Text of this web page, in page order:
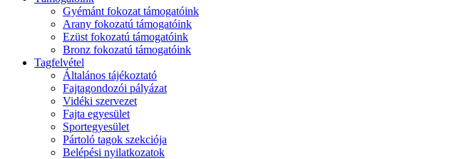
Gyémánt fokozat támogatóink
Arany fokozatú támogatóink
Ezüst fokozatú támogatóink
Bronz fokozatú támogatóink
Tagfelvétel
Általános tájékoztató
Fajtagondozói pályázat
Vidéki szervezet
Fajta egyesület
Sportegyesület
Pártoló tagok szekciója
Belépési nyilatkozatok